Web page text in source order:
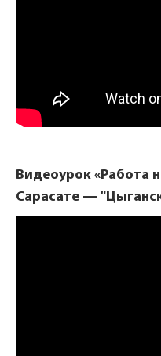
Видеоурок «Работа
Сарасате —